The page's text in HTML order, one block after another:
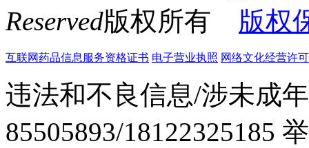
Reserved版权所有 版权
互联网药品信息服务资格证书 电子营业执照 网络文化经营许
违法和不良信息/涉未成
85505893/18122325185